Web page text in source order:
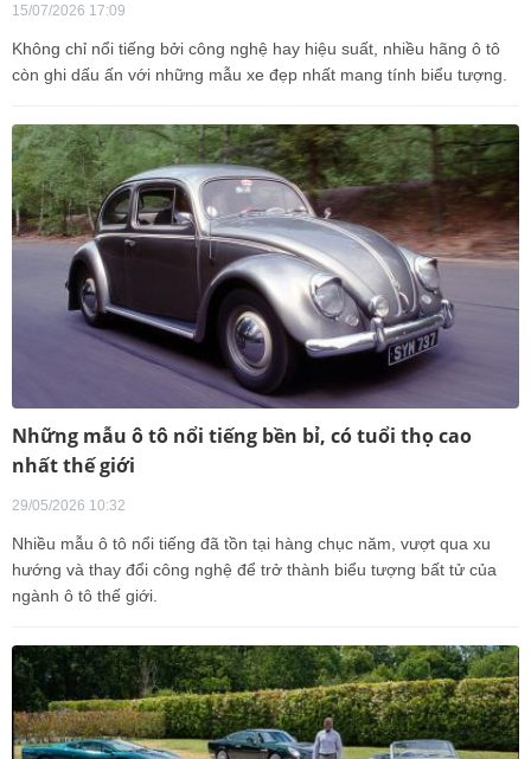
15/07/2026 17:09
Không chỉ nổi tiếng bởi công nghệ hay hiệu suất, nhiều hãng ô tô
còn ghi dấu ấn với những mẫu xe đẹp nhất mang tính biểu tượng.
Những mẫu ô tô nổi tiếng bền bỉ, có tuổi thọ cao
nhất thế giới
29/05/2026 10:32
Nhiều mẫu ô tô nổi tiếng đã tồn tại hàng chục năm, vượt qua xu
hướng và thay đổi công nghệ để trở thành biểu tượng bất tử của
ngành ô tô thế giới.